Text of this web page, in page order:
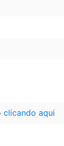
clicando aqui